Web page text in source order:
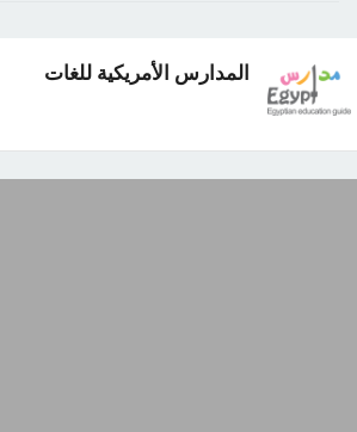
المدارس الأمريكية للغات